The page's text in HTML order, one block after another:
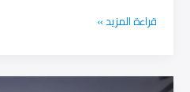
كرفانات
قراءة المزيد »